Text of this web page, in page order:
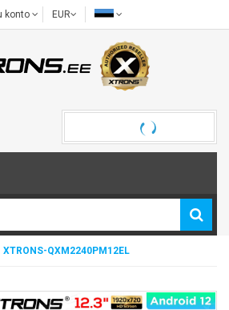
konto EUR
XTRONS-QXM2240PM12EL